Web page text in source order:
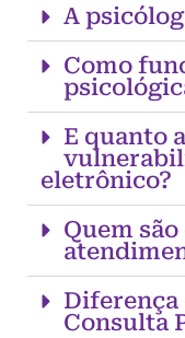
A
Como
E quanto
eletrônico?
Quem
Diferença
Consulta